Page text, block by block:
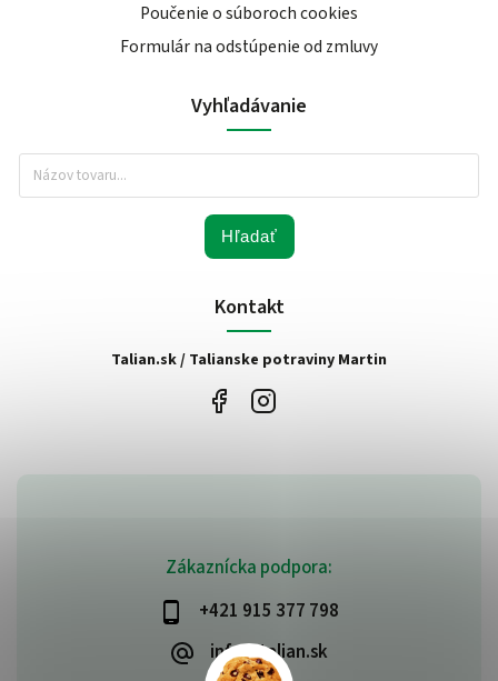
Zákaznícka podpora:
+421 915 377 798
info@talian.sk
Poučenie o súboroch cookies
Formulár na odstúpenie od zmluvy
Vyhľadávanie
Hľadať
Kontakt
Talian.sk / Talianske potraviny Martin